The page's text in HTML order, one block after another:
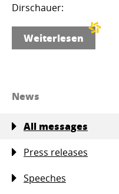
Dirschauer:
Weiterlesen
News
All messages
Press releases
Speeches